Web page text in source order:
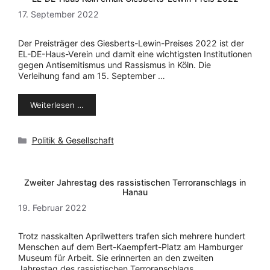
17. September 2022
Der Preisträger des Giesberts-Lewin-Preises 2022 ist der
EL-DE-Haus-Verein und damit eine wichtigsten Institutionen
gegen Antisemitismus und Rassismus in Köln. Die
Verleihung fand am 15. September …
Weiterlesen …
Kategorien
Politik & Gesellschaft
Zweiter Jahrestag des rassistischen Terroranschlags in
Hanau
19. Februar 2022
Trotz nasskalten Aprilwetters trafen sich mehrere hundert
Menschen auf dem Bert-Kaempfert-Platz am Hamburger
Museum für Arbeit. Sie erinnerten an den zweiten